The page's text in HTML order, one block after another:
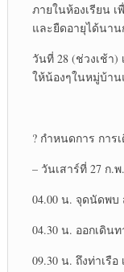
ภายในห้องเรียน
และยืดอายุได้นาน
วันที่ 28 (ช่วงเช้า)​
ให้น้องๆในหมู่บ้าน​
? กำหนดการ​ การ
– วันเสาร์​ที่ 27 ก.พ
04.00 น. จุดนัดพบ
04.30 น. ออกเดิน
09.30 น. ถึงท่าเรือ